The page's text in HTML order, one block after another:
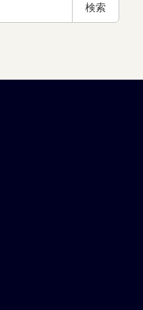
検索